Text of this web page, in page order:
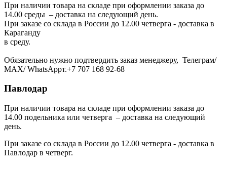
При наличии товара на складе при оформлении заказа до
14.00 среды – доставка на следующий день.
При заказе со склада в России до 12.00 четверга - доставка в
Караганду
в среду.
Обязательно нужно подтвердить заказ менеджеру, Телеграм/
МАХ/ WhatsAppт.+7 707 168 92-68
Павлодар
При наличии товара на складе при оформлении заказа до
14.00 подельника или четверга – доставка на следующий
день.
При заказе со склада в России до 12.00 четверга - доставка в
Павлодар в четверг.